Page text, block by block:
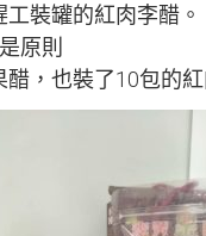
裝罐的紅肉李醋。
原則
，也裝了10包的紅